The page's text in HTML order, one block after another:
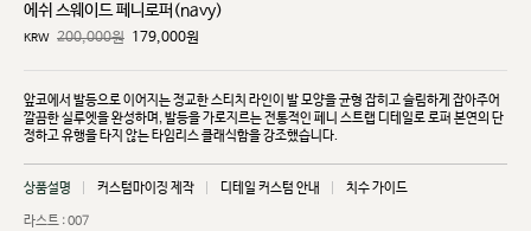
에쉬 스웨이드 페니로퍼(navy)
KRW 200,000원 179,000원
앞코에서 발등으로 이어지는 정교한 스티치 라인이 발 모양을 균형 잡히고 슬림하게 잡아주어
깔끔한실루엣을 완성하며, 발등을 가로지르는 전통적인 페니 스트랩 디테일로 로퍼 본연의 단
정하고 유행을타지 않는 타임리스 클래식함을 강조했습니다.
상품설명 커스텀마이징 제작 디테일 커스텀 안내 치수 가이드
라스트 : 007